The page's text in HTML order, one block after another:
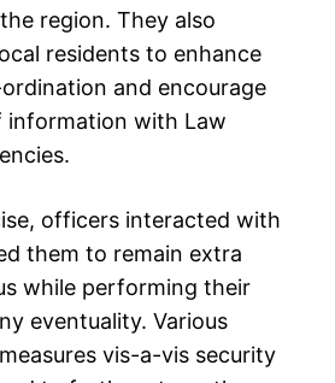
region. They also
residents to enhance
and encourage
information with Law
officers interacted with
them to remain extra
while performing their
eventuality. Various
vis-a-vis security